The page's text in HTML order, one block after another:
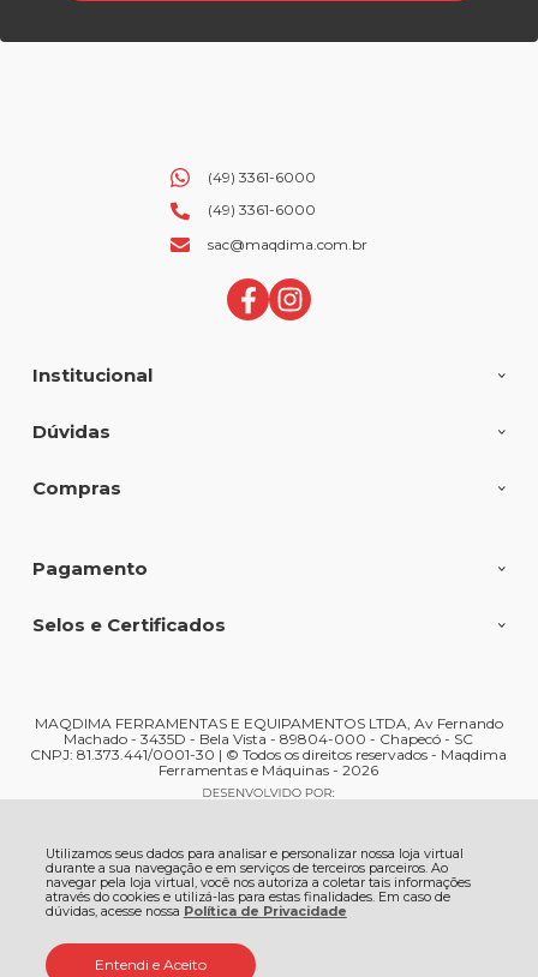
Utilizamos seus dados para analisar e personalizar nossa loja virtual
durante a sua navegação e em serviços de terceiros parceiros. Ao
navegar pela loja virtual, você nos autoriza a coletar tais informações
através do cookies e utilizá-las para estas finalidades. Em caso de
dúvidas, acesse nossa Política de Privacidade
Entendi e Aceito
Institucional
Dúvidas
Compras
(49) 3361-6000
(49) 3361-6000
sac@maqdima.com.br
Pagamento
Selos e Certificados
MAQDIMA FERRAMENTAS E EQUIPAMENTOS LTDA, Av Fernando
Machado - 3435D - Bela Vista - 89804-000 - Chapecó - SC
CNPJ: 81.373.441/0001-30 | © Todos os direitos reservados - Maqdima
Ferramentas e Máquinas - 2026